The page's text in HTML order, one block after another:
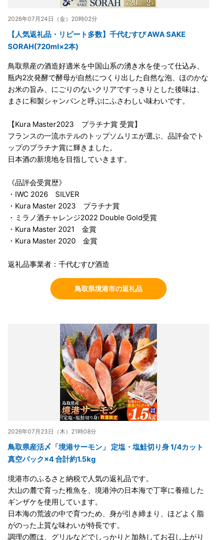
2026年07月24日（金）20時02分
【人気返礼品・リピート多数】千代むすび AWA SAKE
SORAH(720ml×2本)
鳥取県産の酒造好適米を中国山系の湧き水を使って仕込み、
瓶内2次発酵で酵母が自然につくり出した自然な泡、ほのかな
お米の旨み、にごりのないクリアですっきりとした後味は、
まさに和製シャンパンと呼ぶにふさわしい味わいです。
【Kura Master2023 プラチナ賞 受賞】
フランスの一流ホテルのトップソムリエが選ぶ、品評会でト
ップのプラチナ賞に輝きました。
日本酒の新境地を目指していきます。
《品評会受賞歴》
・IWC 2026 SILVER
・Kura Master 2023 プラチナ賞
・ミラノ酒チャレンジ2022 Double Gold受賞
・Kura Master 2021 金賞
・Kura Master 2020 金賞
返礼品事業者：千代むすび酒造
鳥取県境港市の返礼品
2026年07月23日（木）21時08分
鳥取県産活〆「境港サーモン」 定塩・塩鮭切り身 1/4カット
真空パック×4 合計約1.5kg
境港市のふるさと納税で人気の返礼品です。
大山の麓で育った稚魚を、境港沖の日本海で丁寧に養殖した
ギンザケを使用しています。
日本海の荒波の中で育つため、身が引き締まり、ほどよく脂
がのった上質な味わいが特長です。
調理の際は、グリルなどでしっかりと加熱してお召し上がり